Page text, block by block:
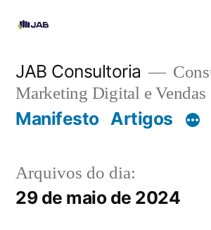
JAB Consultoria
Marketing Digital e Vendas
Manifesto Artigos
Arquivos do dia:
29 de maio de 2024